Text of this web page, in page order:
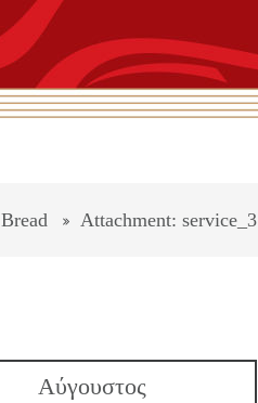
Bread Attachment: service_3
Αύγουστος